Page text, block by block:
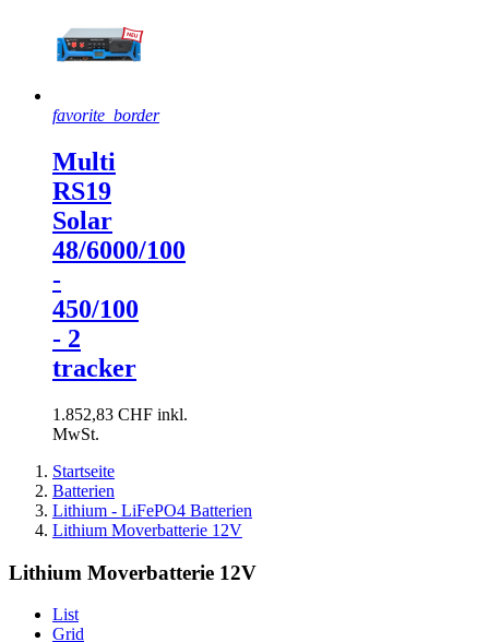
favorite_border
Multi
RS19
Solar
48/6000/100
-
450/100
- 2
tracker
1.852,83 CHF inkl.
MwSt.
Startseite
Batterien
Lithium - LiFePO4 Batterien
Lithium Moverbatterie 12V
Lithium Moverbatterie 12V
List
Grid